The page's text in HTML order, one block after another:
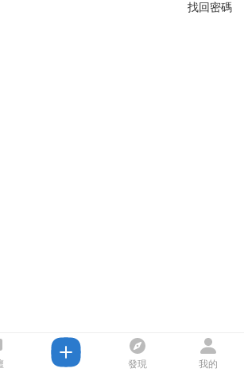
找回密碼
發現 我的